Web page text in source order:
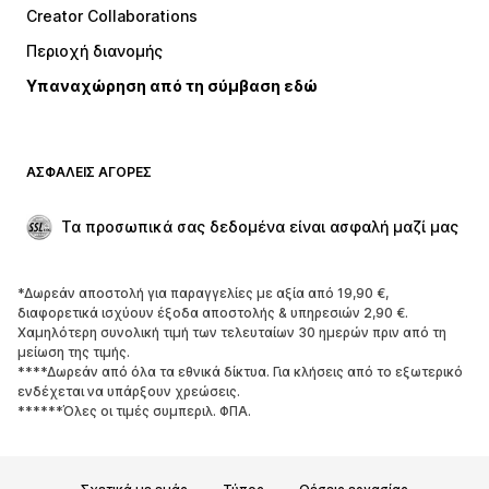
Εσώρουχα
Παλτό
Φούστες
Περιστάσεις
Aποκλειστικά
ΠΑΠΟΎΤΣΙΑ
ΝΕΑ
Trending
Sneakers
Μποτάκια
Γόβες και ψηλοτάκουνα
Creator Collaborations
Περιοχή διανομής
Υπαναχώρηση από τη σύμβαση εδώ
ΑΣΦΑΛΕΊΣ ΑΓΟΡΈΣ
Τα προσωπικά σας δεδομένα είναι ασφαλή μαζί μας
*Δωρεάν αποστολή για παραγγελίες με αξία από 19,90 €,
διαφορετικά ισχύουν έξοδα αποστολής & υπηρεσιών 2,90 €.
Χαμηλότερη συνολική τιμή των τελευταίων 30 ημερών πριν από τη
μείωση της τιμής.
****Δωρεάν από όλα τα εθνικά δίκτυα. Για κλήσεις από το εξωτερικό
ενδέχεται να υπάρξουν χρεώσεις.
******Όλες οι τιμές συμπεριλ. ΦΠΑ.